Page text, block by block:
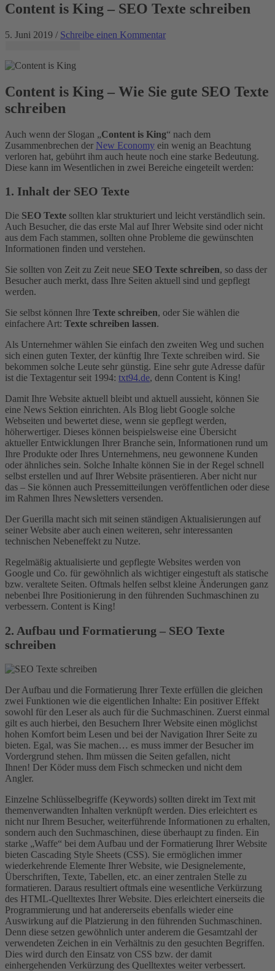
Content is King – SEO Texte schreiben
5. Juni 2019 / Schreibe einen Kommentar
Content is King – Wie Sie gute SEO Texte
schreiben
Auch wenn der Slogan „Content is King“ nach dem
Zusammenbrechen der New Economy ein wenig an Beachtung
verloren hat, gebührt ihm auch heute noch eine starke Bedeutung.
Diese kann im Wesentlichen in zwei Bereiche eingeteilt werden:
1. Inhalt der SEO Texte
Die SEO Texte sollten klar strukturiert und leicht verständlich sein.
Auch Besucher, die das erste Mal auf Ihrer Website sind oder nicht
aus dem Fach stammen, sollten ohne Probleme die gewünschten
Informationen finden und verstehen.
Sie sollten von Zeit zu Zeit neue SEO Texte schreiben, so dass der
Besucher auch merkt, dass Ihre Seiten aktuell sind und gepflegt
werden.
Sie selbst können Ihre Texte schreiben, oder Sie wählen die
einfachere Art: Texte schreiben lassen.
Als Unternehmer wählen Sie einfach den zweiten Weg und suchen
sich einen guten Texter, der künftig Ihre Texte schreiben wird. Sie
bekommen solche Leute sehr günstig. Eine sehr gute Adresse dafür
ist die Textagentur seit 1994: txt94.de, denn Content is King!
Damit Ihre Website aktuell bleibt und aktuell aussieht, können Sie
eine News Sektion einrichten. Als Blog liebt Google solche
Webseiten und bewertet diese, wenn sie gepflegt werden,
höherwertiger. Dieses können beispielsweise eine Übersicht
aktueller Entwicklungen Ihrer Branche sein, Informationen rund um
Ihre Produkte oder Ihres Unternehmens, neu gewonnene Kunden
oder ähnliches sein. Solche Inhalte können Sie in der Regel schnell
selbst erstellen und auf Ihrer Website präsentieren. Aber nicht nur
das – Sie können auch Pressemitteilungen veröffentlichen oder diese
im Rahmen Ihres Newsletters versenden.
Der Guerilla macht sich mit seinen ständigen Aktualisierungen auf
seiner Website aber auch einen weiteren, sehr interessanten
technischen Nebeneffekt zu Nutze.
Regelmäßig aktualisierte und gepflegte Websites werden von
Google und Co. für gewöhnlich als wichtiger eingestuft als statische
bzw. veraltete Seiten. Oftmals helfen selbst kleine Änderungen ganz
nebenbei Ihre Positionierung in den führenden Suchmaschinen zu
verbessern. Content is King!
2. Aufbau und Formatierung – SEO Texte
schreiben
Der Aufbau und die Formatierung Ihrer Texte erfüllen die gleichen
zwei Funktionen wie die eigentlichen Inhalte: Ein positiver Effekt
sowohl für den Leser als auch für die Suchmaschinen. Zuerst einmal
gilt es auch hierbei, den Besuchern Ihrer Website einen möglichst
hohen Komfort beim Lesen und bei der Navigation Ihrer Seite zu
bieten. Egal, was Sie machen… es muss immer der Besucher im
Vordergrund stehen. Ihm müssen die Seiten gefallen, nicht
Ihnen! Der Köder muss dem Fisch schmecken und nicht dem
Angler.
Einzelne Schlüsselbegriffe (Keywords) sollten direkt im Text mit
themenverwandten Inhalten verknüpft werden. Dies erleichtert es
nicht nur Ihrem Besucher, weiterführende Informationen zu erhalten,
sondern auch den Suchmaschinen, diese überhaupt zu finden. Ein
starke „Waffe“ bei dem Aufbau und der Formatierung Ihrer Website
bieten Cascading Style Sheets (CSS). Sie ermöglichen immer
wiederkehrende Elemente Ihrer Website, wie Designelemente,
Überschriften, Texte, Tabellen, etc. an einer zentralen Stelle zu
formatieren. Daraus resultiert oftmals eine wesentliche Verkürzung
des HTML-Quelltextes Ihrer Website. Dies erleichtert einerseits die
Programmierung und hat andererseits ebenfalls wieder eine
Auswirkung auf die Platzierung in den führenden Suchmaschinen.
Denn diese setzen gewöhnlich unter anderem die Gesamtzahl der
verwendeten Zeichen in ein Verhältnis zu den gesuchten Begriffen.
Dies wird durch den Einsatz von CSS bzw. der damit
einhergehenden Verkürzung des Quelltextes weiter verbessert.